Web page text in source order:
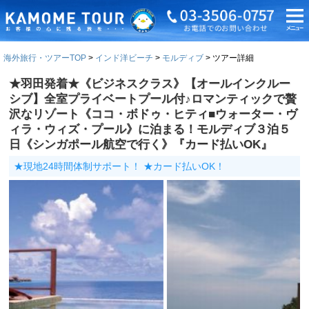
海外旅行・ツアーTOP インド洋ビーチ モルディブ ツアー詳細
★羽田発着★《ビジネスクラス》【オールインクルー
シブ】全室プライベートプール付♪ロマンティックで贅
沢なリゾート《ココ・ボドゥ・ヒティ■ウォーター・ヴ
ィラ・ウィズ・プール》に泊まる！モルディブ３泊５
日《シンガポール航空で行く》『カード払いOK』
★現地24時間体制サポート！ ★カード払いOK！